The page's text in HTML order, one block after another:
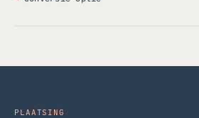
PLAATSING